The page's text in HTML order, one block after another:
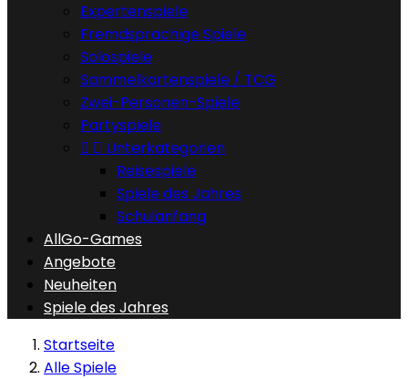
Expertenspiele
Fremdsprachige Spiele
Solospiele
Sammelkartenspiele / TCG
Zwei-Personen-Spiele
Partyspiele
  Unterkategorien
Reisespiele
Spiele des Jahres
Schulanfang
AllGo-Games
Angebote
Neuheiten
Spiele des Jahres
Startseite
Alle Spiele